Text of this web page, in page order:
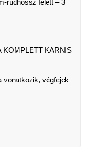
rúdhossz felett – 3
KOMPLETT KARNIS
vonatkozik, végfejek